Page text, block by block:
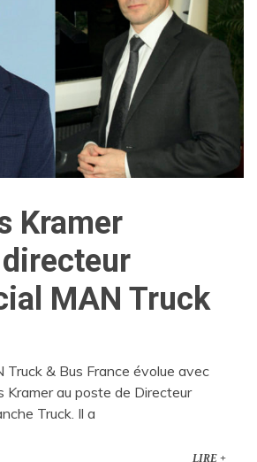
Kramer
MAN Truck
Truck & Bus France évolue avec
Kramer au poste de Directeur
Truck. Il a
LIRE +